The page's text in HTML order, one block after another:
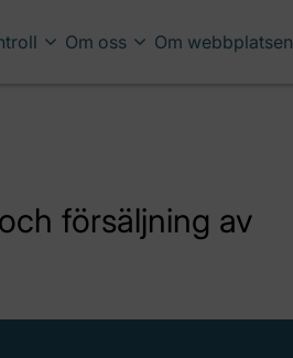
Om oss Om webbplatsen
försäljning av